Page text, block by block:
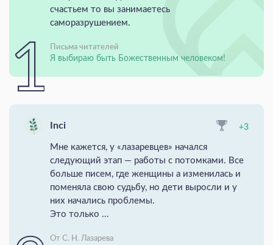
счастьем то вы занимаетесь
саморазрушением.
Письма читателей
Я выбираю быть Божественным человеком!
Inci +3
Мне кажется, у «лазаревцев» начался
следующий этап — работы с потомками. Все
больше писем, где женщины а изменилась и
поменяла свою судьбу, но дети выросли и у
них начались проблемы.
Это только ...
От С. Н. Лазарева